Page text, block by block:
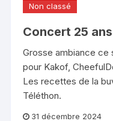
Non classé
Concert 25
Grosse ambiance ce
pour Kakof,
Les recettes de la
Téléthon.
31 décembre 2024